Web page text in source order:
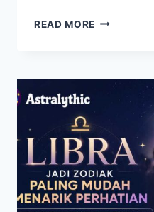
READ MORE ZODIAK
ENERGI
DIPREDIKSI
NAIK
LEVEL